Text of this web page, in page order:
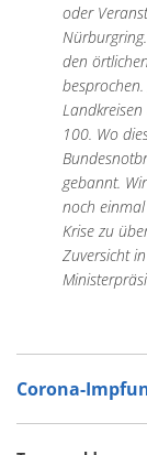
oder
den
100. Wo
gebannt.
noch
Krise zu
Zuversicht
Corona-